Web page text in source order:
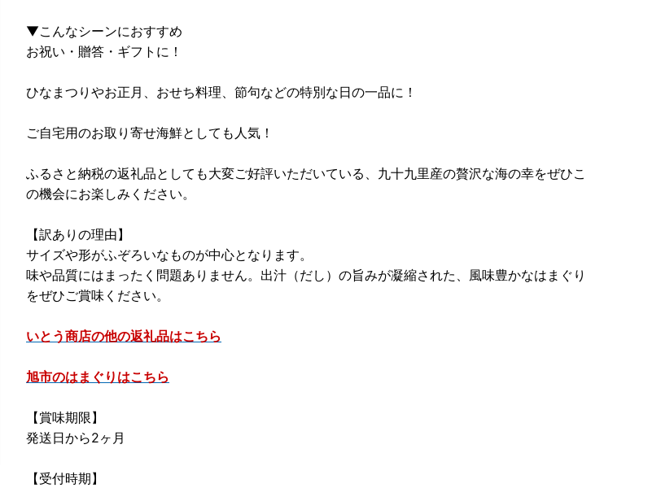
▼こんなシーンにおすすめ
お祝い・贈答・ギフトに！
ひなまつりやお正月、おせち料理、節句などの特別な日の一品に！
ご自宅用のお取り寄せ海鮮としても人気！
ふるさと納税の返礼品としても大変ご好評いただいている、九十九里産の贅沢な海の幸をぜひこ
の機会にお楽しみください。
【訳ありの理由】
サイズや形がふぞろいなものが中心となります。
味や品質にはまったく問題ありません。出汁（だし）の旨みが凝縮された、風味豊かなはまぐり
をぜひご賞味ください。
いとう商店の他の返礼品はこちら
旭市のはまぐりはこちら
【賞味期限】
発送日から2ヶ月
【受付時期】